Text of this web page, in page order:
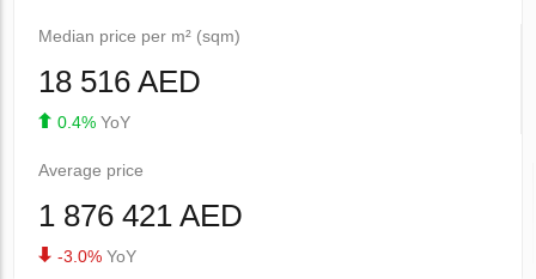
Median price per m² (sqm)
18 516 AED
0.4% YoY
Average price
1 876 421 AED
-3.0% YoY